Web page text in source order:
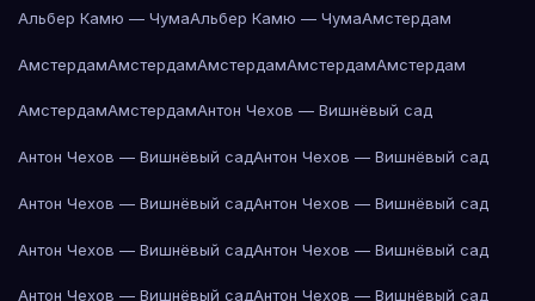
Альбер Камю — ЧумаАльбер Камю — ЧумаАмстердам
АмстердамАмстердамАмстердамАмстердамАмстердам
АмстердамАмстердамАнтон Чехов — Вишнёвый сад
Антон Чехов — Вишнёвый садАнтон Чехов — Вишнёвый сад
Антон Чехов — Вишнёвый садАнтон Чехов — Вишнёвый сад
Антон Чехов — Вишнёвый садАнтон Чехов — Вишнёвый сад
Антон Чехов — Вишнёвый садАнтон Чехов — Вишнёвый сад